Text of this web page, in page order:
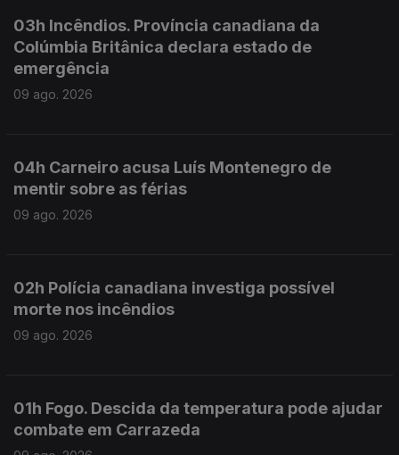
03h Incêndios. Província canadiana da
Colúmbia Britânica declara estado de
emergência
09 ago. 2026
04h Carneiro acusa Luís Montenegro de
mentir sobre as férias
09 ago. 2026
02h Polícia canadiana investiga possível
morte nos incêndios
09 ago. 2026
01h Fogo. Descida da temperatura pode ajudar
combate em Carrazeda